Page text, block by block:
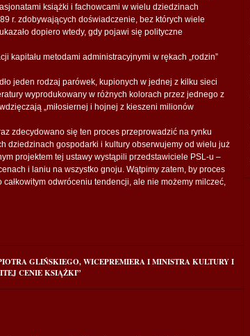
książki i fachowcami w wielu dziedzinach
r. zdobywających doświadczenie, bez których wiele
dopiero wtedy, gdy pojawi się polityczne
kapitału metodami administracyjnymi w rękach „rodzin”
jeden rodzaj parówek, kupionych w jednej z kilku sieci
wyprodukowany w różnych kolorach przez jednego z
„miłosiernej i hojnej z kieszeni milionów
zdecydowano się ten proces przeprowadzić na rynku
dziedzinach gospodarki i kultury obserwujemy od wielu już
projektem tej ustawy wystąpili przedstawiciele PSL-u –
i laniu na wszystko gnoju. Wątpimy zatem, by proces
odwróceniu tendencji, ale nie możemy milczeć,
GLIŃSKIEGO, WICEPREMIERA I MINISTRA KULTURY I
CENIE KSIĄŻKI”